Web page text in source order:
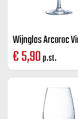
€5,90p.st.